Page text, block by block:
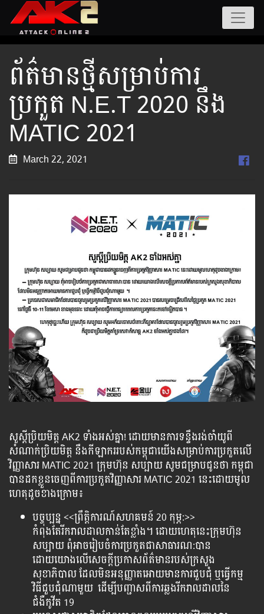
ព័ត៌មានថ្មីសម្រាប់ការ
ប្រកួត N.E.T 2020 នឹង
MATIC 2021
March 22, 2021
សួស្ដីប្រិយមិត្ត AK2 ទាំងអស់គ្នា! ដោយមានការទន្ទឹងរង់ចាំយូពី
សំណាក់ប្រិយមិត្ត នឹងកីឡាកររបស់កម្ពុជាយើងសម្រាប់ការប្រកួតលើ
វិញ្ញាសារ MATIC 2021 ក្រុមហ៊ុន សប្បាយ សូមជម្រាបជូនថា កម្ពុជា
បានដកខ្លួនចេញពីការប្រកួតវិញ្ញាសារ MATIC 2021 នេះដោយមូល
ហេតុដូចខាងក្រោម៖
បច្ចុប្បន្ន <<ព្រឹត្តិការណ៍សហគមន៍ 20 កុម្ភ:>>
កំពុងតែរីករាលដាលកាន់តែខ្លាំង។ ដោយហេតុនេះក្រុមហ៊ុន
សប្បាយ ពុំអាចរៀបចំការប្រកួតជាសាធារណ:បាន
ដោយយោងលើសេចក្ដីប្រកាសព័ត៌មានរបស់ក្រសួង
សុខាភិបាល​ ដែលមិនអនុញ្ញាតអោយមានការជួបជុំ ឬធ្វើកម្ម
វិធីជួបជុំណាមួយ ​​ ដើម្បីបញ្ជាសពីការឆ្លងរីករាលដាលនៃ
ជំងឺកូវីត 19